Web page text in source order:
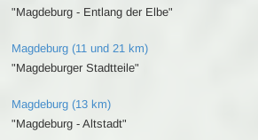
"Magdeburg - Entlang der Elbe"
Magdeburg (11 und 21 km)
"Magdeburger Stadtteile"
Magdeburg (13 km)
"Magdeburg - Altstadt"